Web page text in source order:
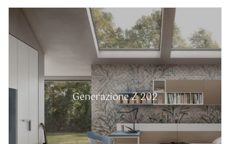
Generazione Z 202